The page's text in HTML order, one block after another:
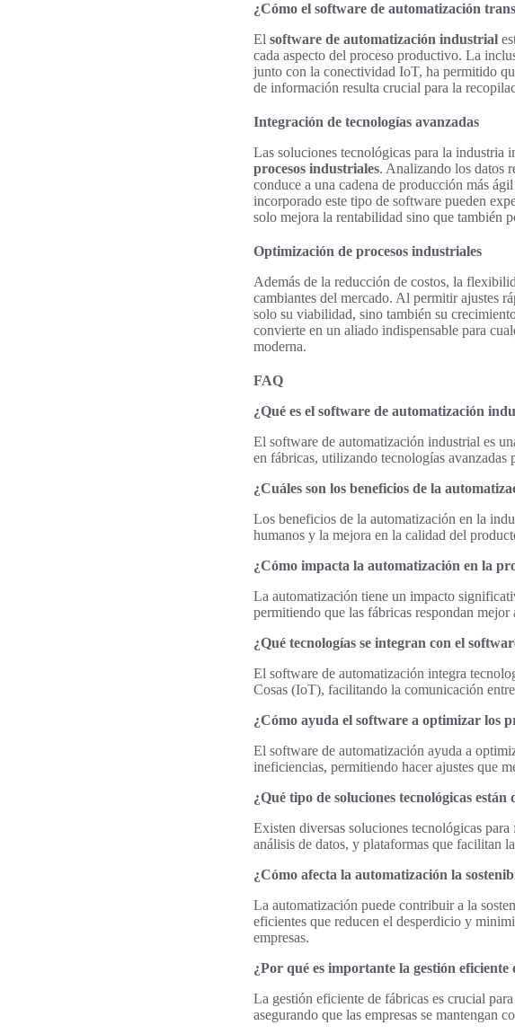
¿Cómo el software de automatización
El software de automatización industrial
cada aspecto del proceso productivo. La
junto con la conectividad IoT, ha permitido
de información resulta crucial para la
Integración de tecnologías avanzadas
Las soluciones tecnológicas para la industria
procesos industriales. Analizando los datos
conduce a una cadena de producción más
incorporado este tipo de software pueden
solo mejora la rentabilidad sino que también
Optimización de procesos industriales
Además de la reducción de costos, la
cambiantes del mercado. Al permitir ajustes
solo su viabilidad, sino también su
convierte en un aliado indispensable para
moderna.
FAQ
¿Qué es el software de automatización
El software de automatización industrial es
en fábricas, utilizando tecnologías
¿Cuáles son los beneficios de la
Los beneficios de la automatización en la
humanos y la mejora en la calidad del
¿Cómo impacta la automatización en la
La automatización tiene un impacto
permitiendo que las fábricas respondan mejor
¿Qué tecnologías se integran con el
El software de automatización integra
Cosas (IoT), facilitando la comunicación
¿Cómo ayuda el software a optimizar los
El software de automatización ayuda a
ineficiencias, permitiendo hacer ajustes que
¿Qué tipo de soluciones tecnológicas
Existen diversas soluciones tecnológicas
análisis de datos, y plataformas que facilitan
¿Cómo afecta la automatización la
La automatización puede contribuir a la
eficientes que reducen el desperdicio y
empresas.
¿Por qué es importante la gestión eficiente
La gestión eficiente de fábricas es crucial
asegurando que las empresas se mantengan